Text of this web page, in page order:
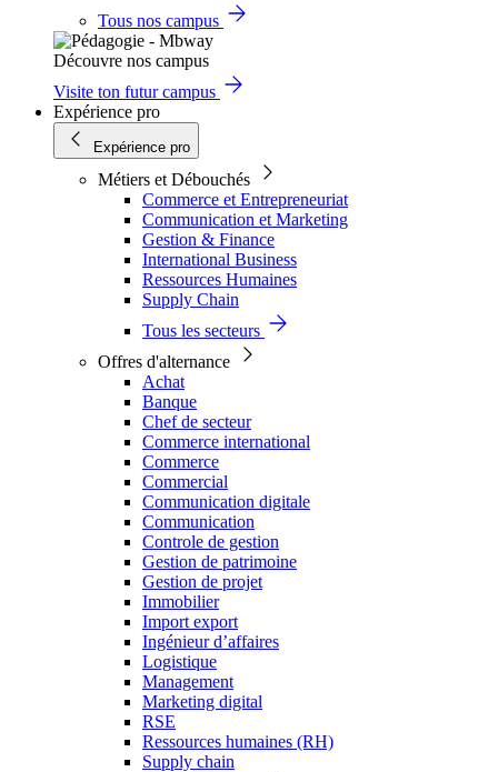
Tous nos campus
Découvre nos campus
Visite ton futur campus
Expérience pro
Expérience pro
Métiers et Débouchés
Commerce et Entrepreneuriat
Communication et Marketing
Gestion & Finance
International Business
Ressources Humaines
Supply Chain
Tous les secteurs
Offres d'alternance
Achat
Banque
Chef de secteur
Commerce international
Commerce
Commercial
Communication digitale
Communication
Controle de gestion
Gestion de patrimoine
Gestion de projet
Immobilier
Import export
Ingénieur d’affaires
Logistique
Management
Marketing digital
RSE
Ressources humaines (RH)
Supply chain